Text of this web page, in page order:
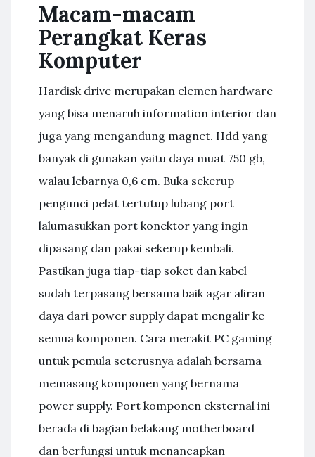
Macam-macam
Perangkat Keras
Komputer
Hardisk drive merupakan elemen hardware
yang bisa menaruh information interior dan
juga yang mengandung magnet. Hdd yang
banyak di gunakan yaitu daya muat 750 gb,
walau lebarnya 0,6 cm. Buka sekerup
pengunci pelat tertutup lubang port
lalumasukkan port konektor yang ingin
dipasang dan pakai sekerup kembali.
Pastikan juga tiap-tiap soket dan kabel
sudah terpasang bersama baik agar aliran
daya dari power supply dapat mengalir ke
semua komponen. Cara merakit PC gaming
untuk pemula seterusnya adalah bersama
memasang komponen yang bernama
power supply. Port komponen eksternal ini
berada di bagian belakang motherboard
dan berfungsi untuk menancapkan